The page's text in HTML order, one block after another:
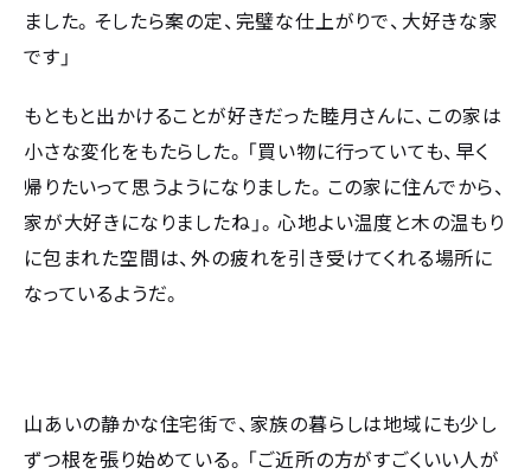
ました。そしたら案の定、完璧な仕上がりで、大好きな家
です」
もともと出かけることが好きだった睦月さんに、この家は
小さな変化をもたらした。「買い物に行っていても、早く
帰りたいって思うようになりました。この家に住んでから、
家が大好きになりましたね」。心地よい温度と木の温もり
に包まれた空間は、外の疲れを引き受けてくれる場所に
なっているようだ。
山あいの静かな住宅街で、家族の暮らしは地域にも少し
ずつ根を張り始めている。「ご近所の方がすごくいい人が